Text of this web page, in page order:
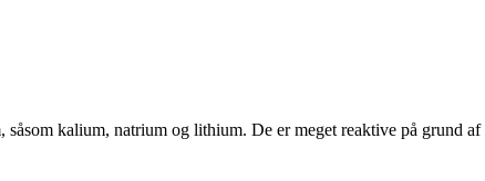
kalium, natrium og lithium. De er meget reaktive på grund